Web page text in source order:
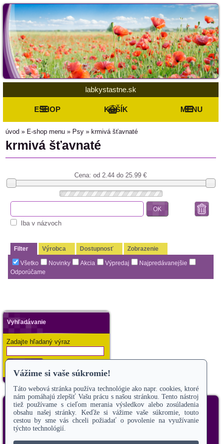
labkystastne.sk
ESHOP KOŠÍK MENU
úvod » E-shop menu » Psy » krmivá šťavnaté
krmivá šťavnaté
Cena: od 2.44 do 25.99 €
OK
Iba v názvoch
Filter Výrobca Dostupnosť Zobrazenie
Všetko Novinky Akcia Výpredaj
Najpredávanejšie
Odporúčame
Vyhľadávanie
Zadajte hľadaný výraz
Copyright 2019Odstúpiť od zmluvy
úvod
o nás